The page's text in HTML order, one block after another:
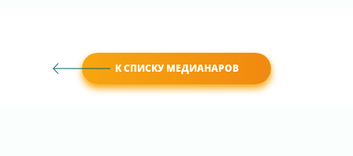
К СПИСКУ МЕДИАНАРОВ